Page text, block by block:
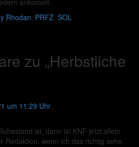
ankommt.
Rhodan, PRFZ, SOL
zu „Herbstliche
um 11:29 Uhr
ist, dann ist KNF jetzt allein
Redaktion, wenn ich das richtig sehe.